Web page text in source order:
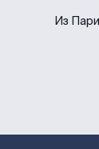
Из